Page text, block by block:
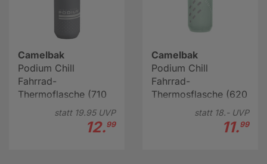
Camelbak
Podium Chill
Fahrrad-
Thermoflasche (710
statt 19.95UVP
12.99
Camelbak
Podium Chill
Fahrrad-
Thermosflasche (620
statt 18.-UVP
11.99